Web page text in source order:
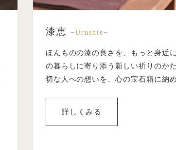
漆恵 −Urushie−
ほんものの漆の良さを、もっと身近
の暮らしに寄り添う新しい祈りのか
切な人への想いを、心の宝石箱に納め
詳しくみる